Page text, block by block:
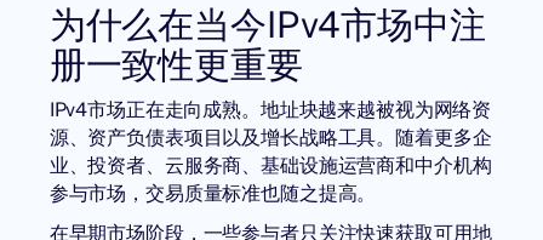
为什么在当今IPv4市场中注
册一致性更重要
IPv4市场正在走向成熟。地址块越来越被视为网络资
源、资产负债表项目以及增长战略工具。随着更多企
业、投资者、云服务商、基础设施运营商和中介机构
参与市场，交易质量标准也随之提高。
在早期市场阶段，一些参与者只关注快速获取可用地